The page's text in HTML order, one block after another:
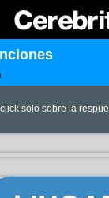
solo sobre la